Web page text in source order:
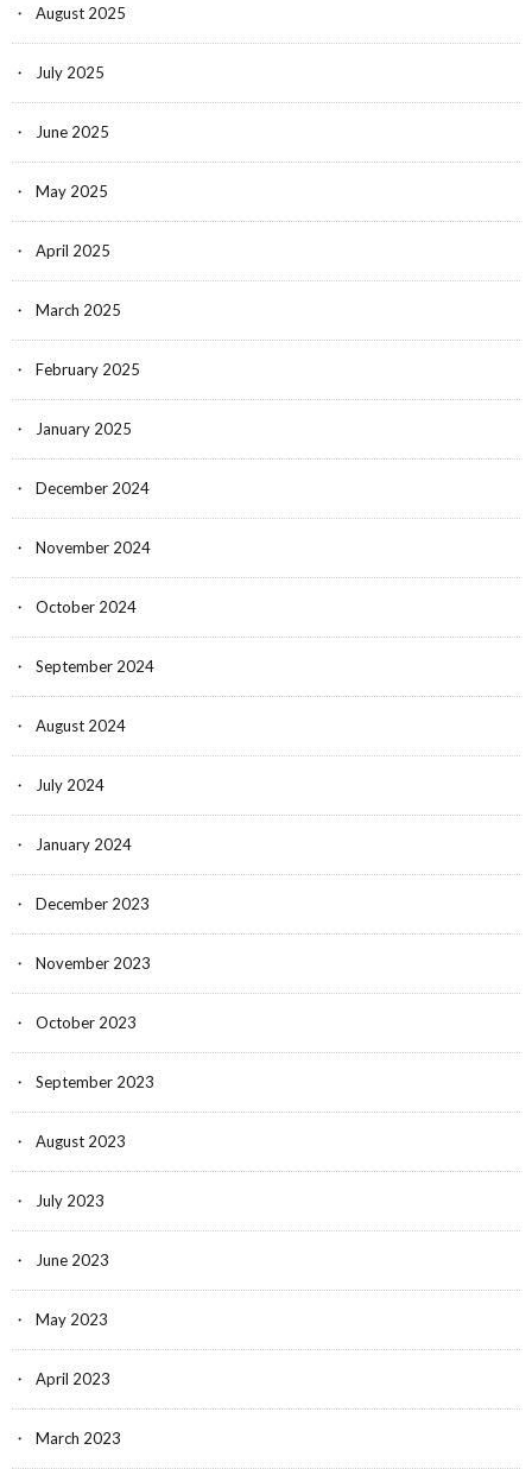
August 2025
July 2025
June 2025
May 2025
April 2025
March 2025
February 2025
January 2025
December 2024
November 2024
October 2024
September 2024
August 2024
July 2024
January 2024
December 2023
November 2023
October 2023
September 2023
August 2023
July 2023
June 2023
May 2023
April 2023
March 2023